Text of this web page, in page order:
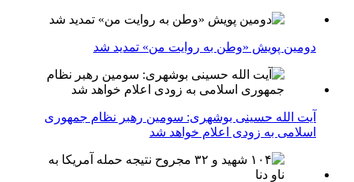
دومین پویش «وطن به روایت من» تمدید شد
آیت الله حسینی بوشهری: سومین رهبر نظام جمهوری
اسلامی به زودی اعلام خواهد شد